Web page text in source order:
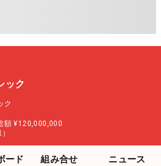
ック
ク
額 ¥120,000,000
ード 組み合せ ニュース